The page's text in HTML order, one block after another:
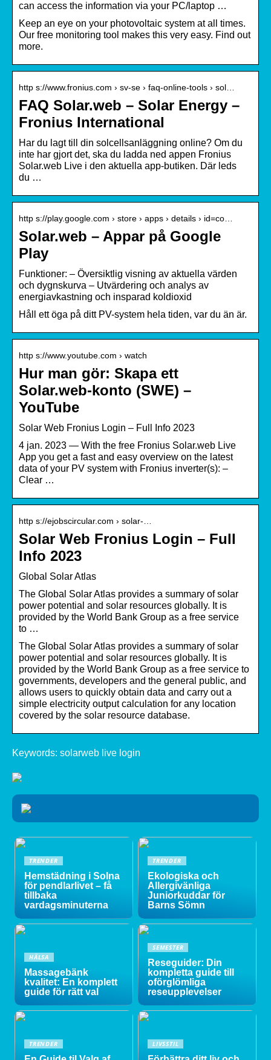
can access the information via your PC/laptop …
Keep an eye on your photovoltaic system at all times.
Our free monitoring tool makes this very easy. Find out
more.
http s://www.fronius.com › sv-se › faq-online-tools › sol…
FAQ Solar.web – Solar Energy –
Fronius International
Har du lagt till din solcellsanläggning online? Om du
inte har gjort det, ska du ladda ned appen Fronius
Solar.web Live i den aktuella app-butiken. Där leds
du …
http s://play.google.com › store › apps › details › id=co…
Solar.web – Appar på Google
Play
Funktioner: – Översiktlig visning av aktuella värden
och dygnskurva – Utvärdering och analys av
energiavkastning och insparad koldioxid
Håll ett öga på ditt PV-system hela tiden, var du än är.
http s://www.youtube.com › watch
Hur man gör: Skapa ett
Solar.web-konto (SWE) –
YouTube
Solar Web Fronius Login – Full Info 2023
4 jan. 2023 — With the free Fronius Solar.web Live
App you get a fast and easy overview on the latest
data of your PV system with Fronius inverter(s): –
Clear …
http s://ejobscircular.com › solar-…
Solar Web Fronius Login – Full
Info 2023
Global Solar Atlas
The Global Solar Atlas provides a summary of solar
power potential and solar resources globally. It is
provided by the World Bank Group as a free service
to …
The Global Solar Atlas provides a summary of solar
power potential and solar resources globally. It is
provided by the World Bank Group as a free service to
governments, developers and the general public, and
allows users to quickly obtain data and carry out a
simple electricity output calculation for any location
covered by the solar resource database.
Keywords: solarweb live login
TRENDER
Hemstädning i Solna
för pendlarlivet – få
tillbaka
vardagsminuterna
TRENDER
Ekologiska och
Allergivänliga
Juniorkuddar för
Barns Sömn
HÄLSA
Massagebänk
kvalitet: En komplett
guide för rätt val
SEMESTER
Reseguider: Din
kompletta guide till
oförglömliga
reseupplevelser
TRENDER LIVSSTIL